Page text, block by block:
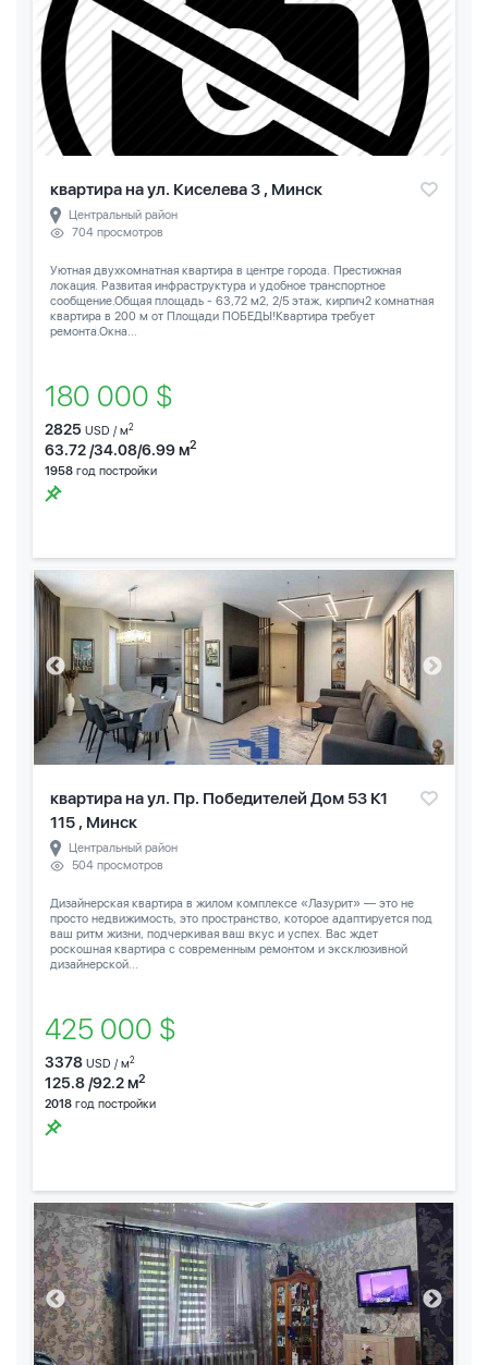
квартира на ул. Киселева 3 , Минск
Центральный район
704 просмотров
Уютная двухкомнатная квартира в центре города. Престижная
локация. Развитая инфраструктура и удобное транспортное
сообщение.Общая площадь - 63,72 м2, 2/5 этаж, кирпич2 комнатная
квартира в 200 м от Площади ПОБЕДЫ!Квартира требует
ремонта.Окна...
180 000 $
2825 USD / м2
63.72 /34.08/6.99 м2
1958 год постройки
квартира на ул. Пр. Победителей Дом 53 К1
115 , Минск
Центральный район
504 просмотров
Дизайнерская квартира в жилом комплексе «Лазурит» — это не
просто недвижимость, это пространство, которое адаптируется под
ваш ритм жизни, подчеркивая ваш вкус и успех. Вас ждет
роскошная квартира с современным ремонтом и эксклюзивной
дизайнерской...
425 000 $
3378 USD / м2
125.8 /92.2 м2
2018 год постройки